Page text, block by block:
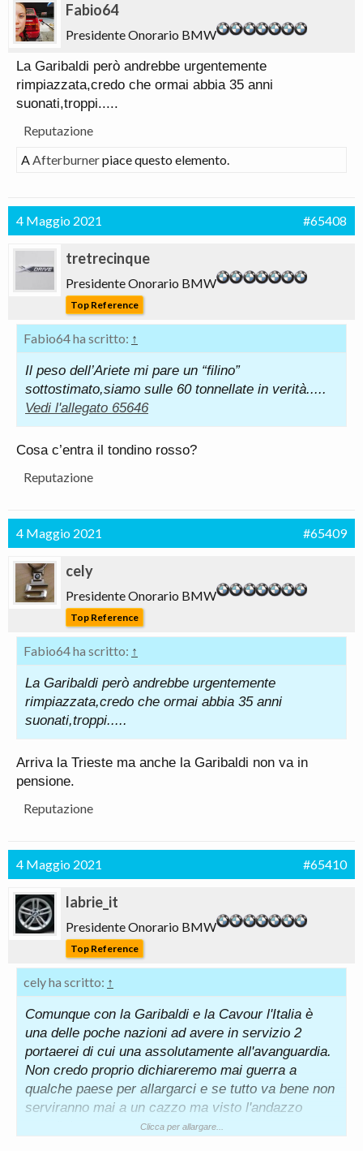
Fabio64
Presidente Onorario BMW
La Garibaldi però andrebbe urgentemente
rimpiazzata,credo che ormai abbia 35 anni
suonati,troppi.....
Reputazione
AAfterburnerpiace questo elemento.
4 Maggio 2021 #65408
tretrecinque
Presidente Onorario BMW
Top Reference
Fabio64 ha scritto: ↑
Il peso dell’Ariete mi pare un “filino”
sottostimato,siamo sulle 60 tonnellate in verità.....
Vedi l'allegato 65646
Cosa c’entra il tondino rosso?
Reputazione
4 Maggio 2021 #65409
cely
Presidente Onorario BMW
Top Reference
Fabio64 ha scritto: ↑
La Garibaldi però andrebbe urgentemente
rimpiazzata,credo che ormai abbia 35 anni
suonati,troppi.....
Arriva la Trieste ma anche la Garibaldi non va in
pensione.
Reputazione
4 Maggio 2021 #65410
labrie_it
Presidente Onorario BMW
Top Reference
cely ha scritto: ↑
Comunque con la Garibaldi e la Cavour l'Italia è
una delle poche nazioni ad avere in servizio 2
portaerei di cui una assolutamente all'avanguardia.
Non credo proprio dichiareremo mai guerra a
qualche paese per allargarci e se tutto va bene non
serviranno mai a un cazzo ma visto l'andazzo
mondiale tutto sommato non guastano.
Clicca per allargare...